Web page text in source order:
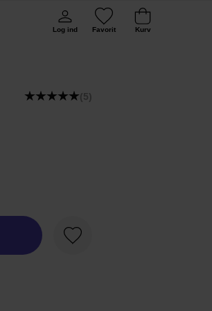
Log ind Favorit Kurv
(5)
Favorit